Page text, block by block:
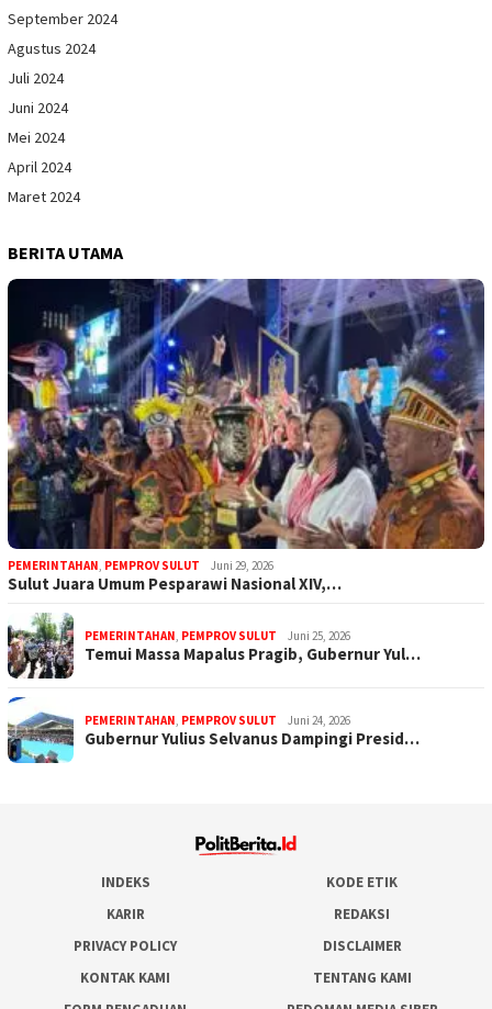
September 2024
Agustus 2024
Juli 2024
Juni 2024
Mei 2024
April 2024
Maret 2024
BERITA UTAMA
PEMERINTAHAN PEMPROV SULUT Juni 29, 2026
Sulut Juara Umum Pesparawi Nasional XIV,…
PEMERINTAHAN PEMPROV SULUT Juni 25, 2026
Temui Massa Mapalus Pragib, Gubernur Yul…
PEMERINTAHAN PEMPROV SULUT Juni 24, 2026
Gubernur Yulius Selvanus Dampingi Presid…
INDEKS
KODE ETIK
KARIR
REDAKSI
PRIVACY POLICY
DISCLAIMER
KONTAK KAMI
TENTANG KAMI